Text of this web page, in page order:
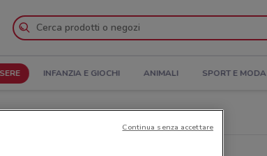
INFANZIA E GIOCHI ANIMALI SPORT E MODA
Continua senza accettare